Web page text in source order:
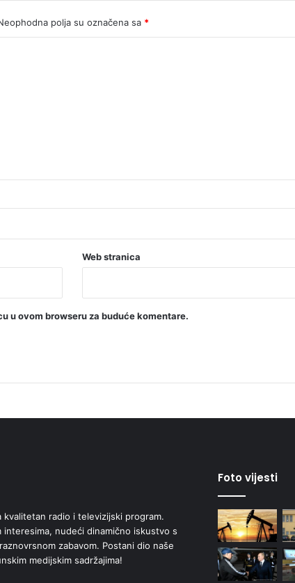
polja su označena sa *
Web stranica
u ovom browseru za buduće komentare.
kvalitetan radio i televizijski program.
interesima, nudeći dinamično iskustvo s
zabavom. Postani dio naše
medijskim sadržajima!
Foto vijesti